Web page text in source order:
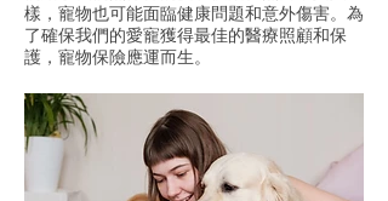
樣，寵物也可能面臨健康問題和意外傷害。為
了確保我們的愛寵獲得最佳的醫療照顧和保
護，寵物保險應運而生。